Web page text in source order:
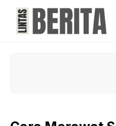
content